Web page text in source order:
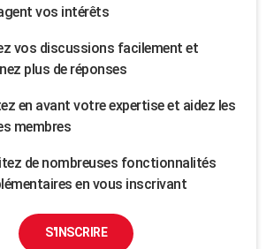
vos intérêts
vos discussions facilement et
plus de réponses
en avant votre expertise et aidez les
membres
de nombreuses fonctionnalités
en vous inscrivant
S'INSCRIRE